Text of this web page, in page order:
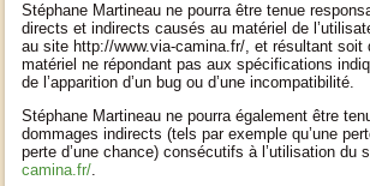
Stéphane Martineau ne pourra être tenue
directs et indirects causés au matériel de
au site http://www.via-camina.fr/, et résultant soit
matériel ne répondant pas aux spécifications
de l’apparition d’un bug ou d’une incompatibilité.
Stéphane Martineau ne pourra également être
dommages indirects (tels par exemple qu’une
perte d’une chance) consécutifs à l’utilisation du
camina.fr/.